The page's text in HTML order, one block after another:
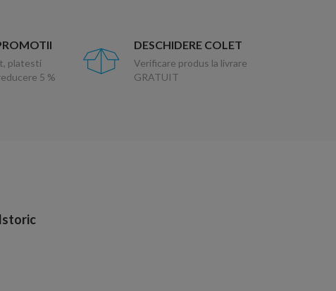
platesti
5 %
DESCHIDERE COLET
Verificare produs la livrare
GRATUIT
Istoric